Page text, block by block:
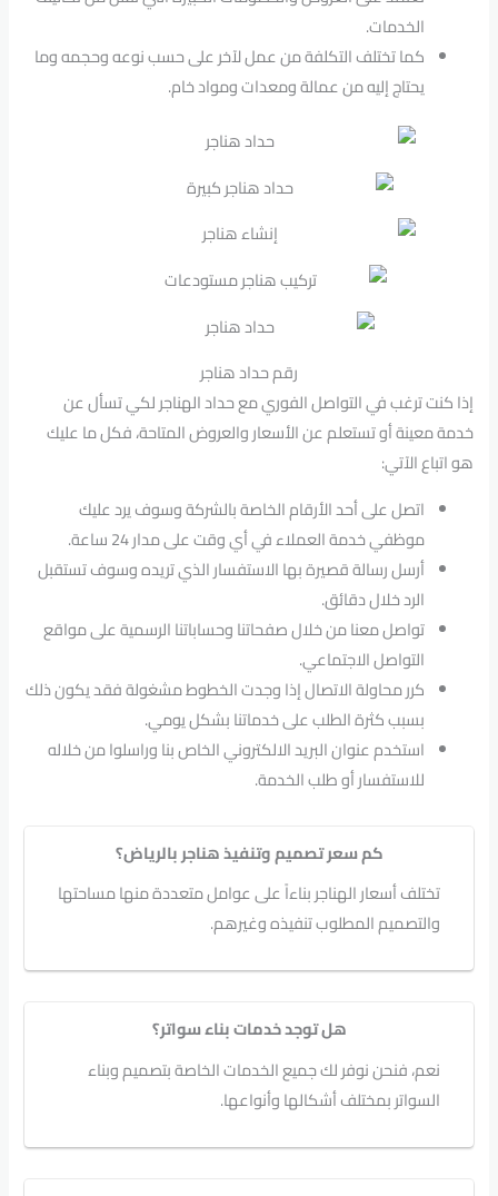
الخدمات.
كما تختلف التكلفة من عمل لآخر على حسب نوعه وحجمه وما
يحتاج إليه من عمالة ومعدات ومواد خام.
رقم حداد هناجر
إذا كنت ترغب في التواصل الفوري مع حداد الهناجر لكي تسأل عن
خدمة معينة أو تستعلم عن الأسعار والعروض المتاحة، فكل ما عليك
هو اتباع الآتي:
اتصل على أحد الأرقام الخاصة بالشركة وسوف يرد عليك
موظفي خدمة العملاء في أي وقت على مدار 24 ساعة.
أرسل رسالة قصيرة بها الاستفسار الذي تريده وسوف تستقبل
الرد خلال دقائق.
تواصل معنا من خلال صفحاتنا وحساباتنا الرسمية على مواقع
التواصل الاجتماعي.
كرر محاولة الاتصال إذا وجدت الخطوط مشغولة فقد يكون ذلك
بسبب كثرة الطلب على خدماتنا بشكل يومي.
استخدم عنوان البريد الالكتروني الخاص بنا وراسلوا من خلاله
للاستفسار أو طلب الخدمة.
كم سعر تصميم وتنفيذ هناجر بالرياض؟
تختلف أسعار الهناجر بناءاً على عوامل متعددة منها مساحتها
والتصميم المطلوب تنفيذه وغيرهم.
هل توجد خدمات بناء سواتر؟
نعم، فنحن نوفر لك جميع الخدمات الخاصة بتصميم وبناء
السواتر بمختلف أشكالها وأنواعها.